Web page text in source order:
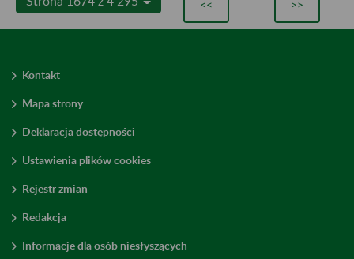
<< >>
Kontakt
Mapa strony
Deklaracja dostępności
Ustawienia plików cookies
Rejestr zmian
Redakcja
Informacje dla osób niesłyszących